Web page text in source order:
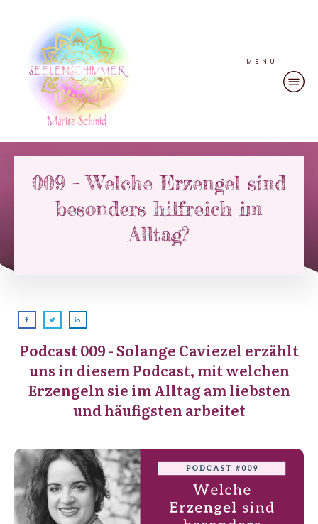
MENU
009 – Welche Erzengel sind
besonders hilfreich im
Alltag?
​Podcast 009 - ​Solange Caviezel erzählt
uns in diesem Podcast, mit welchen
Erzengeln sie im Alltag am liebsten
und häufigsten arbeitet